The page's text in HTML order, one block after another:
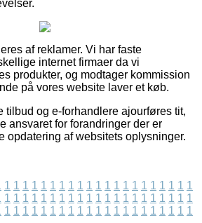
af reklamer. Vi har faste
internet firmaer da vi
produkter, og modtager kommission
på vores website laver et køb.
tilbud og e-forhandlere ajourføres tit,
ansvaret for forandringer der er
opdatering af websitets oplysninger.
1 1 1 1 1 1 1 1 1 1 1 1 1 1 1 1 1 1 1 1 1
1 1 1 1 1 1 1 1 1 1 1 1 1 1 1 1 1 1 1 1 1
1 1 1 1 1 1 1 1 1 1 1 1 1 1 1 1 1 1 1 1 1